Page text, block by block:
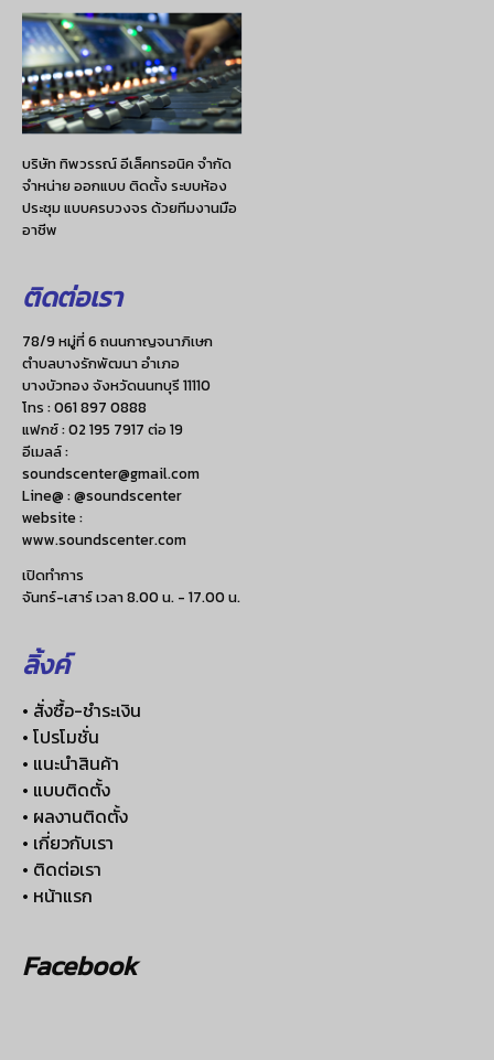
บริษัท ทิพวรรณ์ อีเล็คทรอนิค จำกัด
จำหน่าย ออกแบบ ติดตั้ง ระบบห้อง
ประชุม แบบครบวงจร ด้วยทีมงานมือ
อาชีพ
ติดต่อเรา
78/9 หมู่ที่ 6 ถนนกาญจนาภิเษก
ตำบลบางรักพัฒนา อำเภอ
บางบัวทอง จังหวัดนนทบุรี 11110
โทร :061 897 0888
แฟกซ์ :02 195 7917 ต่อ 19
อีเมลล์ :
soundscenter@gmail.com
Line@ : @soundscenter
website :
www.soundscenter.com
เปิดทำการ
จันทร์-เสาร์ เวลา 8.00 น. - 17.00 น.
ลิ้งค์
• สั่งซื้อ-ชำระเงิน
• โปรโมชั่น
• แนะนำสินค้า
• แบบติดตั้ง
• ผลงานติดตั้ง
• เกี่ยวกับเรา
• ติดต่อเรา
• หน้าแรก
Facebook